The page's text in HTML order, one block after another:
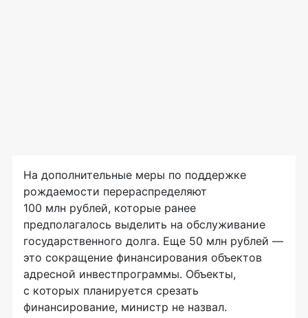
На дополнительные меры по поддержке
рождаемости перераспределяют
100 млн рублей, которые ранее
предполагалось выделить на обслуживание
государственного долга. Еще 50 млн рублей —
это сокращение финансирования объектов
адресной инвестпрограммы. Объекты,
с которых планируется срезать
финансирование, министр не назвал.